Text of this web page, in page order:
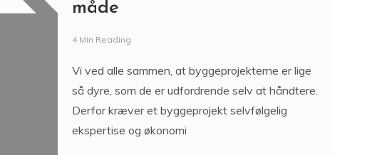
måde
4 Min Reading
Vi ved alle sammen, at byggeprojekterne er lige
så dyre, som de er udfordrende selv at håndtere.
Derfor kræver et byggeprojekt selvfølgelig
ekspertise og økonomi